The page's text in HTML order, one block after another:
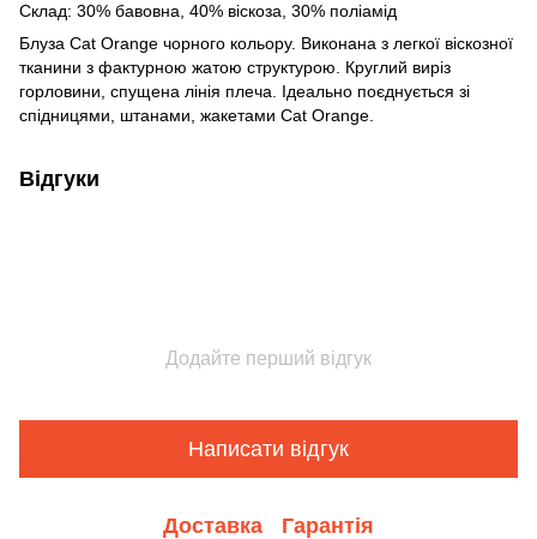
Склад: 30% бавовна, 40% віскоза, 30% поліамід
Блуза Cat Orange чорного кольору. Виконана з легкої віскозної
тканини з фактурною жатою структурою. Круглий виріз
горловини, спущена лінія плеча. Ідеально поєднується зі
спідницями, штанами, жакетами Cat Orange.
Відгуки
Додайте перший відгук
Написати відгук
Доставка Гарантія